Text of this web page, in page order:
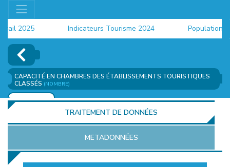
2025 Indicateurs Tourisme 2024 Population
CAPACITÉ EN CHAMBRES DES ÉTABLISSEMENTS TOURISTIQUES
CLASSÉS (NOMBRE)
AJOUTER
TRAITEMENT DE DONNÉES
METADONNÉES